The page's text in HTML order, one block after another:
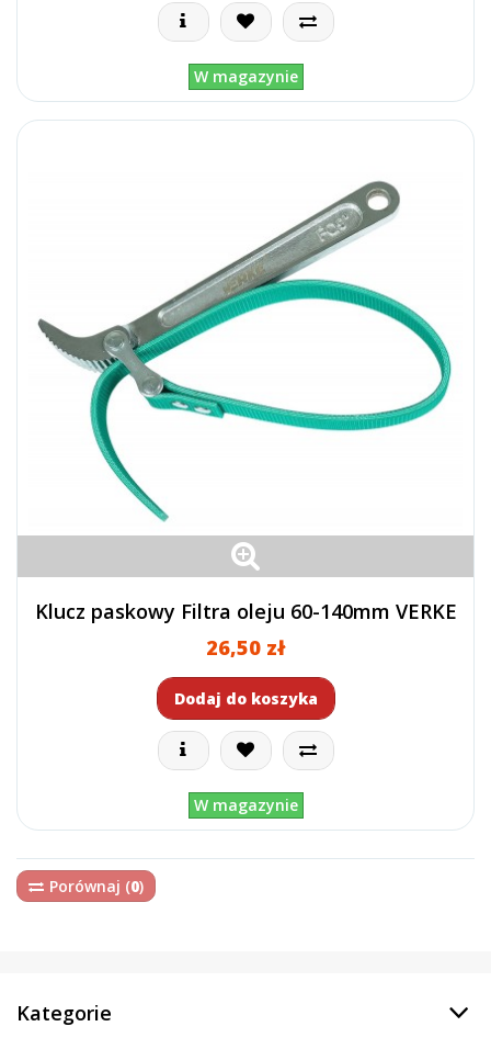
W magazynie
Klucz paskowy Filtra oleju 60-140mm VERKE
26,50 zł
Dodaj do koszyka
W magazynie
Porównaj (0)
Kategorie